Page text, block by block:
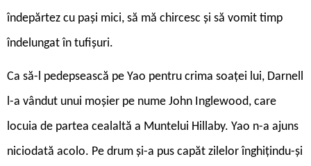
îndepărtez cu pași mici, să mă chircesc și să vomit timp
îndelungat în tufișuri.
Ca să-l pedepsească pe Yao pentru crima soaţei lui, Darnell
l-a vândut unui moșier pe nume John Inglewood, care
locuia de partea cealaltă a Muntelui Hillaby. Yao n-a ajuns
niciodată acolo. Pe drum și-a pus capăt zilelor înghițindu-și